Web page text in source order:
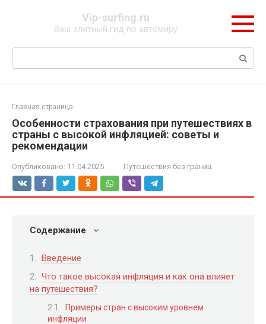
Vip-surfing.ru
Ваш элитный гид по автомиру
Поиск:
Главная страница
Особенности страхования при путешествиях в
страны с высокой инфляцией: советы и
рекомендации
Опубликовано: 11.04.2025 Путешествия без границ
Содержание
Введение
Что такое высокая инфляция и как она влияет
на путешествия?
Примеры стран с высоким уровнем
инфляции